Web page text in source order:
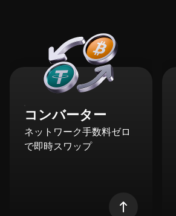
コンバーター
ネットワーク手数料ゼロ
で即時スワップ